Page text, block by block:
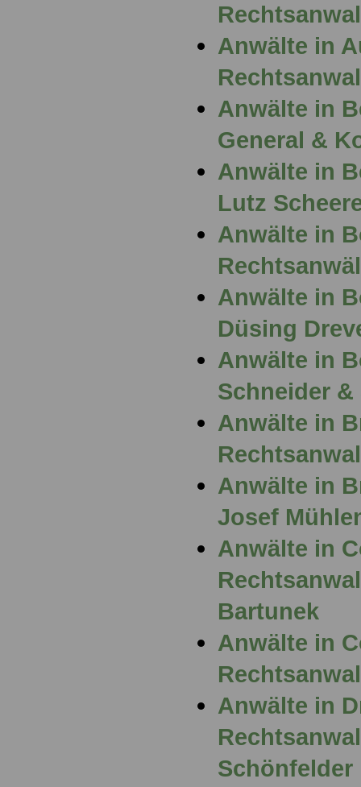
Anwälte in
Anwälte in
General &
Anwälte in
Lutz
Anwälte in
Anwälte in
Düsing
Anwälte in
Schneider
Anwälte in
Anwälte in
Josef
Anwälte in
Bartunek
Anwälte in
Anwälte in
Schönfelder